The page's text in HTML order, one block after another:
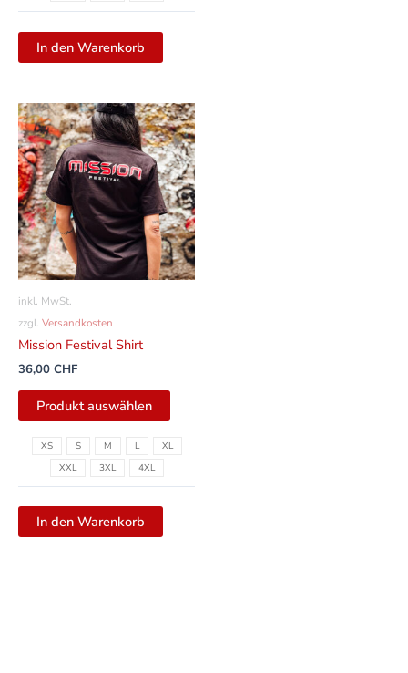
In den Warenkorb
inkl. MwSt.
zzgl. Versandkosten
Mission Festival Shirt
36,00 CHF
Produkt auswählen
Dieses
Produkt
weist
mehrere
Varianten
auf.
Die
Optionen
werden
XS S M L
XL
XXL
3XL 4XL
In den Warenkorb